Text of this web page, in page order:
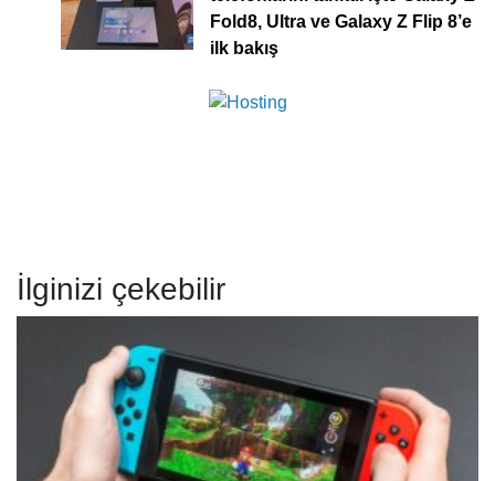
Fold8, Ultra ve Galaxy Z Flip 8’e
ilk bakış
İlginizi çekebilir